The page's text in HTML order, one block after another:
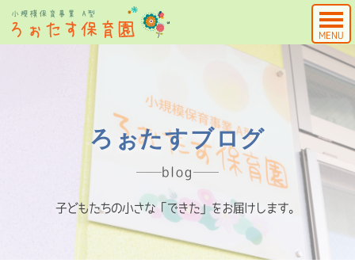
MENU
ろぉたすブログ
blog
子どもたちの小さな「できた」をお届けします。